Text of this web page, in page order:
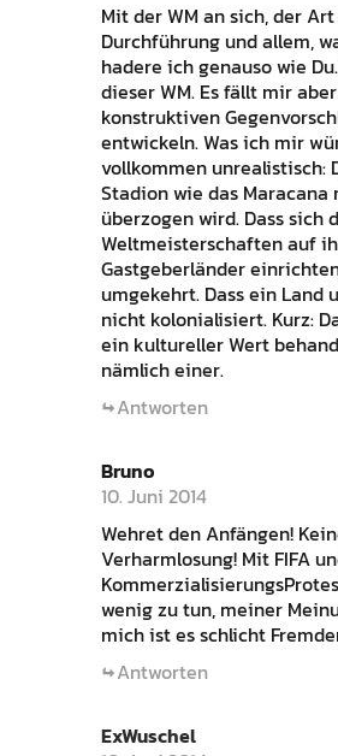
Mit der WM an sich, der
Durchführung und allem,
hadere ich genauso wie
dieser WM. Es fällt mir
konstruktiven
entwickeln. Was ich mir
vollkommen unrealistisch:
Stadion wie das
überzogen wird. Dass sich
Weltmeisterschaften auf
Gastgeberländer
umgekehrt. Dass ein Land
nicht kolonialisiert. Kurz:
ein kultureller Wert
nämlich einer.
Antworten
Bruno
10. Juni 2014
Wehret den Anfängen!
Verharmlosung! Mit FIFA
wenig zu tun, meiner
mich ist es schlicht
Antworten
ExWuschel